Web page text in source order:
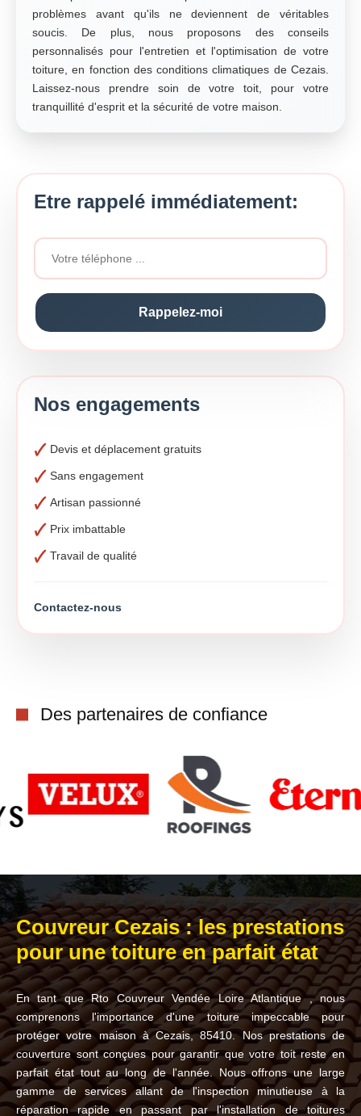
problèmes avant qu'ils ne deviennent de véritables
soucis. De plus, nous proposons des conseils
personnalisés pour l'entretien et l'optimisation de votre
toiture, en fonction des conditions climatiques de Cezais.
Laissez-nous prendre soin de votre toit, pour votre
tranquillité d'esprit et la sécurité de votre maison.
Etre rappelé immédiatement:
Nos engagements
Devis et déplacement gratuits
Sans engagement
Artisan passionné
Prix imbattable
Travail de qualité
Contactez-nous
Des partenaires de confiance
Couvreur Cezais : les prestations
pour une toiture en parfait état
En tant que Rto Couvreur Vendée Loire Atlantique , nous
comprenons l'importance d'une toiture impeccable pour
protéger votre maison à Cezais, 85410. Nos prestations de
couverture sont conçues pour garantir que votre toit reste en
parfait état tout au long de l'année. Nous offrons une large
gamme de services allant de l'inspection minutieuse à la
réparation rapide en passant par l'installation de toitures